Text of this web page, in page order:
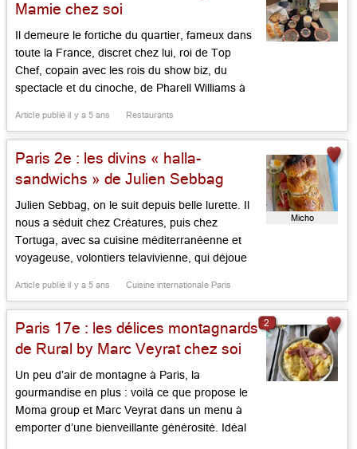
Mamie chez soi
Il demeure le fortiche du quartier, fameux dans
toute la France, discret chez lui, roi de Top
Chef, copain avec les rois du show biz, du
spectacle et du cinoche, de Pharell Williams à
leur rond de serviette. Mais, en temps de semi-
confinement, Jean […]...
Article publié il y a 5 ans Restaurants
Paris 2e : les divins « halla-
sandwichs » de Julien Sebbag
Julien Sebbag, on le suit depuis belle lurette. Il
nous a séduit chez Créatures, puis chez
Tortuga, avec sa cuisine méditerranéenne et
voyageuse, volontiers telavivienne, qui déjoue
cultures avec habileté. Il lance aujourd’hui, avec
le Moma Group, un comptoir de street-food,
proche de la rue de la Michodière […]...
Article publié il y a 5 ans Cuisine internationale Paris
Micho
Paris 17e : les délices montagnards
de Rural by Marc Veyrat chez soi
Un peu d’air de montagne à Paris, la
gourmandise en plus : voilà ce que propose le
Moma group et Marc Veyrat dans un menu à
emporter d’une bienveillante générosité. Idéal
2